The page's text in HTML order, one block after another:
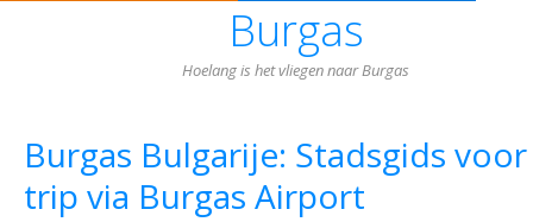
Burgas
Hoelang is het vliegen naar Burgas
Burgas Bulgarije: Stadsgids
trip via Burgas Airport